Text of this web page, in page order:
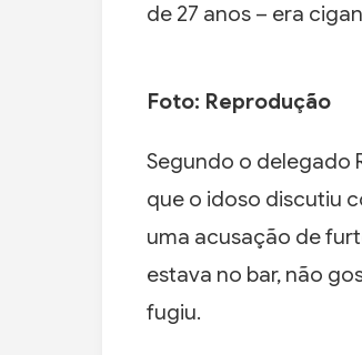
de 27 anos – era
Foto: Reprodução
Segundo o delegado
que o idoso discutiu
uma acusação de
estava no bar, não
fugiu.